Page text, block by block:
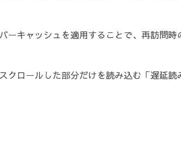
キャッシュを適用することで、再訪問
ロールした部分だけを読み込む「遅延